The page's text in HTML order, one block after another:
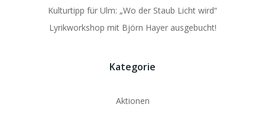
Kulturtipp für Ulm: „Wo der Staub Licht wird“
Lyrikworkshop mit Björn Hayer ausgebucht!
Kategorie
Aktionen